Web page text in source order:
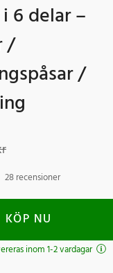
6 delar –
/
/
28 recensioner
KÖP NU
inom 1-2 vardagar